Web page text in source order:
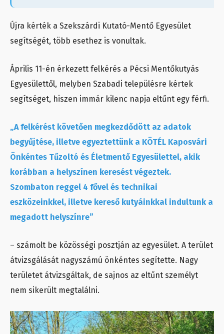
Újra kérték a Szekszárdi Kutató-Mentő Egyesület
segítségét, több esethez is vonultak.
Április 11-én érkezett felkérés a Pécsi Mentőkutyás
Egyesülettől, melyben Szabadi településre kértek
segítséget, hiszen immár kilenc napja eltűnt egy férfi.
„A felkérést követően megkezdődött az adatok
begyűjtése, illetve egyeztettünk a KÖTÉL Kaposvári
Önkéntes Tűzoltó és Életmentő Egyesülettel, akik
korábban a helyszínen keresést végeztek.
Szombaton reggel 4 fővel és technikai
eszközeinkkel, illetve kereső kutyáinkkal indultunk a
megadott helyszínre”
– számolt be közösségi posztján az egyesület. A terület
átvizsgálását nagyszámú önkéntes segítette. Nagy
területet átvizsgáltak, de sajnos az eltűnt személyt
nem sikerült megtalálni.